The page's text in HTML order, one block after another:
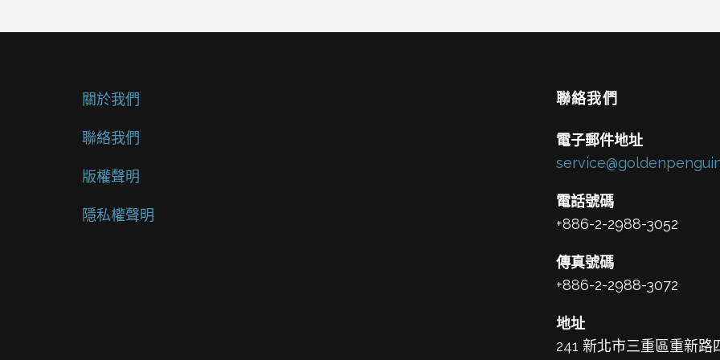
關於我們
聯絡我們
版權聲明
隱私權聲明
聯絡我們
電子郵件地址
電話號碼
+886-2-2988-3052
傳真號碼
+886-2-2988-3072
地址
241 新北市三重區重新路